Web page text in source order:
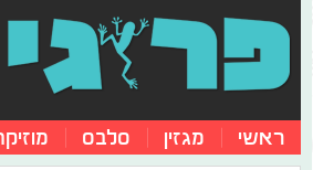
ראשי מגזין סלבס